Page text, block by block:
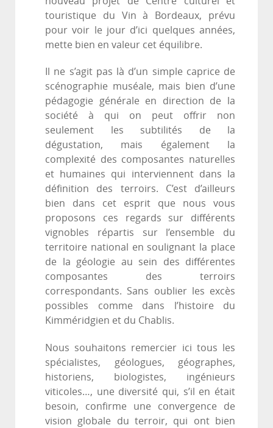
touristique du Vin à Bordeaux, prévu
pour voir le jour d’ici quelques années,
mette bien en valeur cet équilibre.
Il ne s’agit pas là d’un simple caprice de
scénographie muséale, mais bien d’une
pédagogie générale en direction de la
société à qui on peut offrir non
seulement les subtilités de la
dégustation, mais également la
complexité des composantes naturelles
et humaines qui interviennent dans la
définition des terroirs. C’est d’ailleurs
bien dans cet esprit que nous vous
proposons ces regards sur différents
vignobles répartis sur l’ensemble du
territoire national en soulignant la place
de la géologie au sein des différentes
composantes des terroirs
correspondants. Sans oublier les excès
possibles comme dans l’histoire du
Kimméridgien et du Chablis.
Nous souhaitons remercier ici tous les
spécialistes, géologues, géographes,
historiens, biologistes, ingénieurs
viticoles…, une diversité qui, s’il en était
besoin, confirme une convergence de
vision globale du terroir, qui ont bien